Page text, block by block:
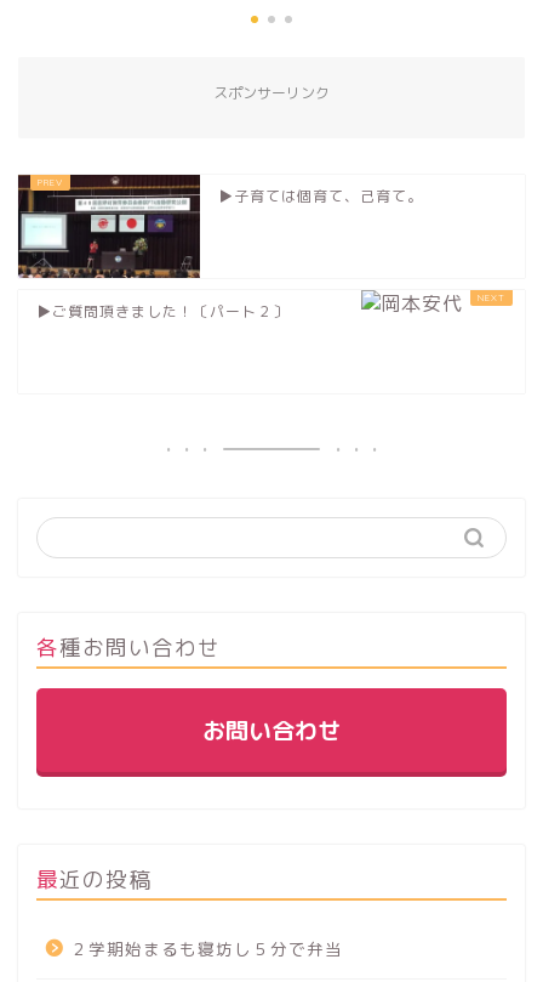
スポンサーリンク
▶︎子育ては個育て、己育て。
▶︎ご質問頂きました！〔パート２〕
各種お問い合わせ
お問い合わせ
最近の投稿
２学期始まるも寝坊し５分で弁当